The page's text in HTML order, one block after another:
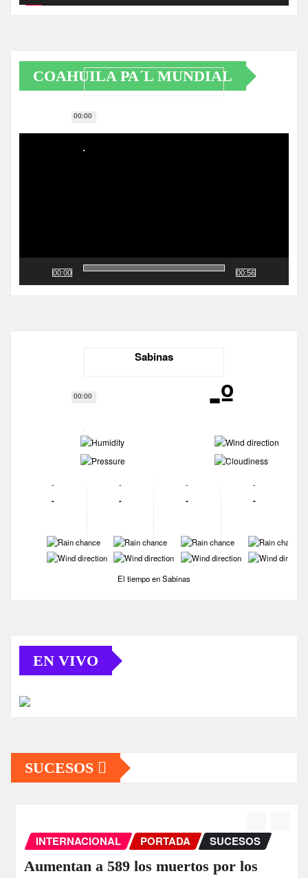
00:00
COAHUILA PA´L MUNDIAL
Reproductor
00:00
00:00
00:56
Sabinas
-º
-
-
-
-
-
-
-
-
-
-
-
-
-
-
-
-
-
-
-
-
El tiempo en Sabinas
EN VIVO
SUCESOS
INTERNACIONAL PORTADA SUCESOS
Aumentan a 589 los muertos por los